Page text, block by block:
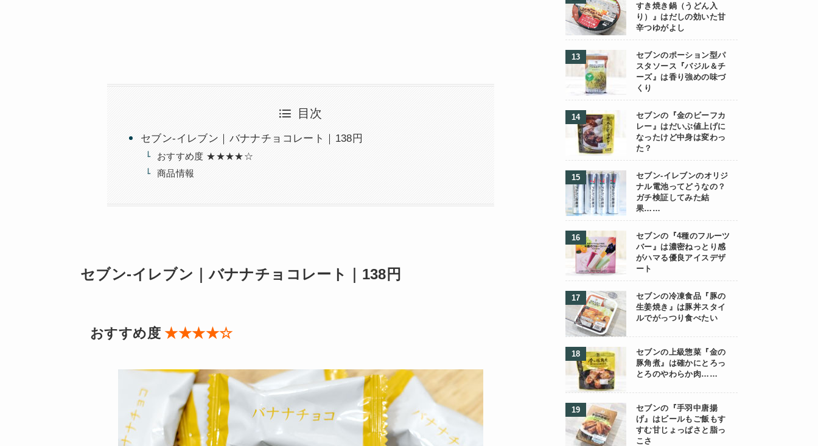
目次
セブン-イレブン｜バナナチョコレート｜138円
おすすめ度 ★★★★☆
商品情報
セブン-イレブン｜バナナチョコレート｜138円
おすすめ度★★★★☆
すき焼き鍋（うどん入
り）』はだしの効いた甘
辛つゆがよし
セブンのポーション型パ
スタソース『バジル＆チ
ーズ』は香り強めの味づ
くり
セブンの『金のビーフカ
レー』はだいぶ値上げに
なったけど中身は変わっ
た？
セブン-イレブンのオリジ
ナル電池ってどうなの？
ガチ検証してみた結
果……
セブンの『4種のフルーツ
バー』は濃密ねっとり感
がハマる優良アイスデザ
ート
セブンの冷凍食品『豚の
生姜焼き』は豚丼スタイ
ルでがっつり食べたい
セブンの上級惣菜『金の
豚角煮』は確かにとろっ
とろのやわらか肉……
セブンの『手羽中唐揚
げ』はビールもご飯もす
すむ甘じょっぱさと脂っ
こさ